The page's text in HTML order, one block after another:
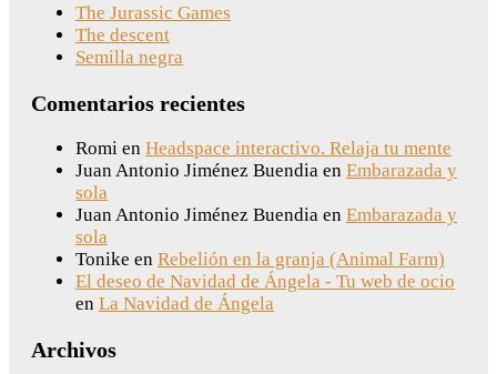
The Jurassic Games
The descent
Semilla negra
Comentarios recientes
Romi en Headspace interactivo. Relaja tu mente
Juan Antonio Jiménez Buendia en Embarazada y
sola
Juan Antonio Jiménez Buendia en Embarazada y
sola
Tonike en Rebelión en la granja (Animal Farm)
El deseo de Navidad de Ángela - Tu web de ocio
en La Navidad de Ángela
Archivos